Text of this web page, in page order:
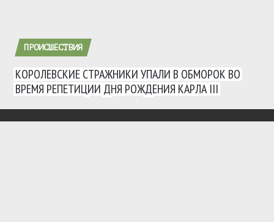
ПРОИСШЕСТВИЯ
КОРОЛЕВСКИЕ СТРАЖНИКИ УПАЛИ В ОБМОРОК ВО
ВРЕМЯ РЕПЕТИЦИИ ДНЯ РОЖДЕНИЯ КАРЛА III